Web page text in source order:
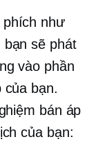
phích như
sẽ phát
vào phần
của bạn.
bán áp
của bạn: